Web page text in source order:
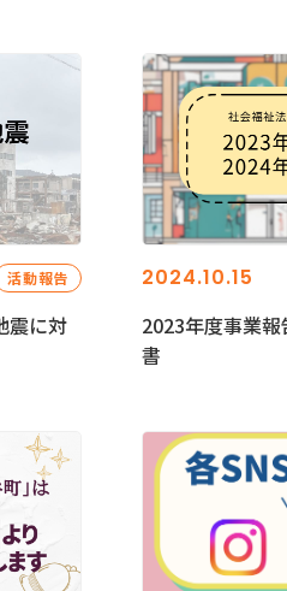
活動報告
震に対
2024.10.15
2023年度事業
書